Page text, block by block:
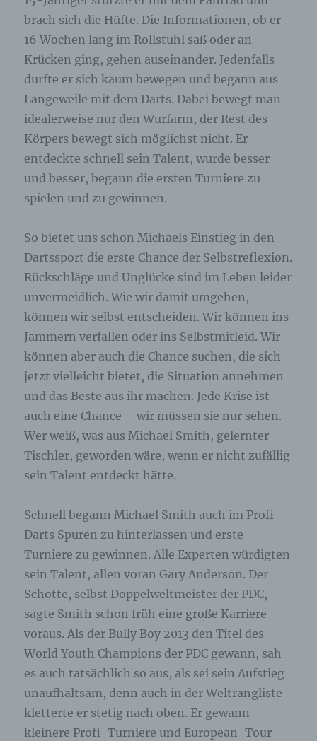
brach sich die Hüfte. Die Informationen, ob er
16 Wochen lang im Rollstuhl saß oder an
Krücken ging, gehen auseinander. Jedenfalls
durfte er sich kaum bewegen und begann aus
Langeweile mit dem Darts. Dabei bewegt man
idealerweise nur den Wurfarm, der Rest des
Körpers bewegt sich möglichst nicht. Er
entdeckte schnell sein Talent, wurde besser
und besser, begann die ersten Turniere zu
spielen und zu gewinnen.
So bietet uns schon Michaels Einstieg in den
Dartssport die erste Chance der Selbstreflexion.
Rückschläge und Unglücke sind im Leben leider
unvermeidlich. Wie wir damit umgehen,
können wir selbst entscheiden. Wir können ins
Jammern verfallen oder ins Selbstmitleid. Wir
können aber auch die Chance suchen, die sich
jetzt vielleicht bietet, die Situation annehmen
und das Beste aus ihr machen. Jede Krise ist
auch eine Chance – wir müssen sie nur sehen.
Wer weiß, was aus Michael Smith, gelernter
Tischler, geworden wäre, wenn er nicht zufällig
sein Talent entdeckt hätte.
Schnell begann Michael Smith auch im Profi-
Darts Spuren zu hinterlassen und erste
Turniere zu gewinnen. Alle Experten würdigten
sein Talent, allen voran Gary Anderson. Der
Schotte, selbst Doppelweltmeister der PDC,
sagte Smith schon früh eine große Karriere
voraus. Als der Bully Boy 2013 den Titel des
World Youth Champions der PDC gewann, sah
es auch tatsächlich so aus, als sei sein Aufstieg
unaufhaltsam, denn auch in der Weltrangliste
kletterte er stetig nach oben. Er gewann
kleinere Profi-Turniere und European-Tour